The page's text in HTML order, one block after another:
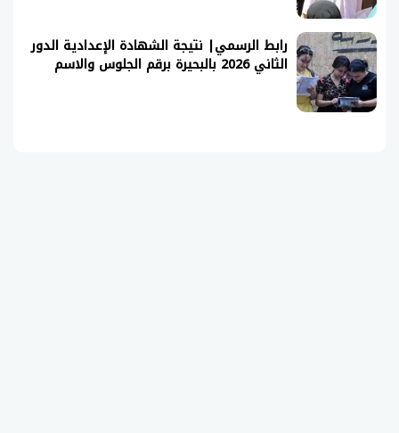
رابط الرسمي| نتيجة الشهادة الإعدادية الدور
الثاني 2026 بالبحيرة برقم الجلوس والاسم